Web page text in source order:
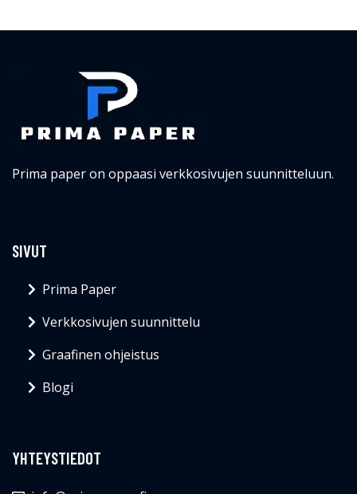
Prima paper on oppaasi verkkosivujen suunnitteluun.
SIVUT
Prima Paper
Verkkosivujen suunnittelu
Graafinen ohjeistus
Blogi
YHTEYSTIEDOT